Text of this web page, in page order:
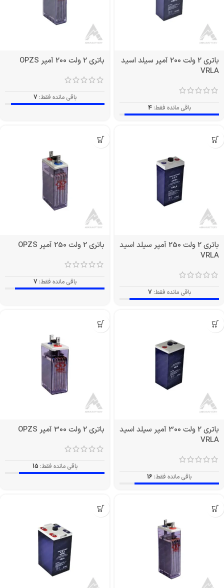
باتری 2 ولت 200 آمپر سیلد اسید
VRLA
باقی مانده فقط: 4
باتری 2 ولت 200 آمپر OPZS
باقی مانده فقط: 7
باتری 2 ولت 250 آمپر سیلد اسید
VRLA
باقی مانده فقط: 7
باتری 2 ولت 250 آمپر OPZS
باقی مانده فقط: 7
باتری 2 ولت 300 آمپر سیلد اسید
VRLA
باقی مانده فقط: 16
باتری 2 ولت 300 آمپر OPZS
باقی مانده فقط: 15